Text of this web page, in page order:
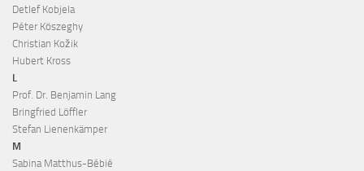
Detlef Kobjela
Péter Köszeghy
Christian Kožik
Hubert Kross
L
Prof. Dr. Benjamin Lang
Bringfried Löffler
Stefan Lienenkämper
M
Sabina Matthus-Bébié